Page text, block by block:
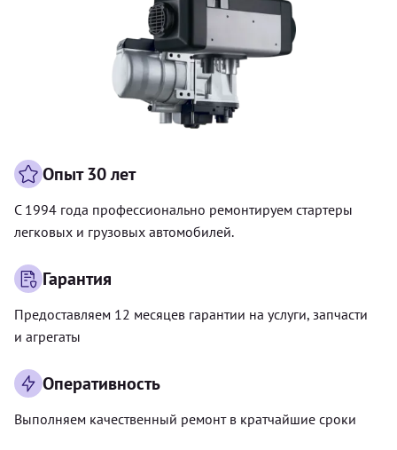
Опыт 30 лет
С 1994 года профессионально ремонтируем стартеры
легковых и грузовых автомобилей.
Гарантия
Предоставляем 12 месяцев гарантии на услуги, запчасти
и агрегаты
Оперативность
Выполняем качественный ремонт в кратчайшие сроки